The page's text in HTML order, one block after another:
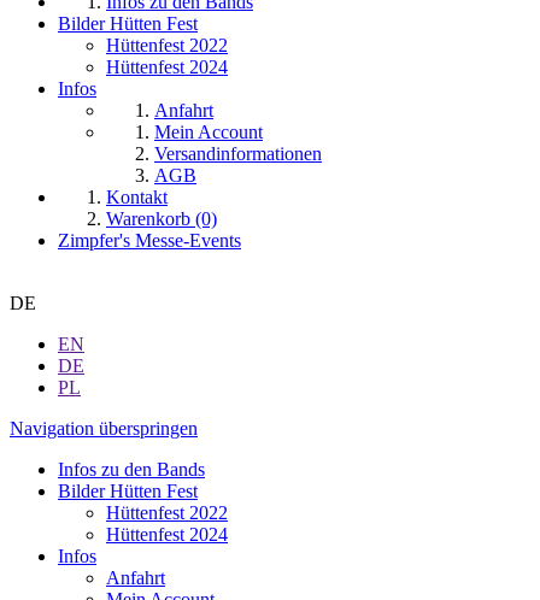
Bilder Hütten Fest
Hüttenfest 2022
Hüttenfest 2024
Infos
Anfahrt
Mein Account
Versandinformationen
AGB
Kontakt
Warenkorb (0)
Zimpfer's Messe-Events
DE
EN
DE
PL
Navigation überspringen
Infos zu den Bands
Bilder Hütten Fest
Hüttenfest 2022
Hüttenfest 2024
Infos
Anfahrt